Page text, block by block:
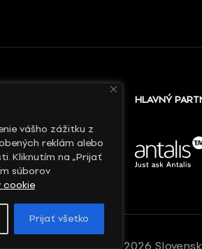
vášho zážitku z
reklám alebo
Kliknutím na „Prijať
súborov
cookie
Prijať všetko
HLAVNÝ
© 2010 - 2026